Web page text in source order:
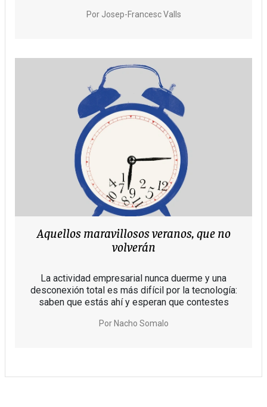
Por Josep-Francesc Valls
Aquellos maravillosos veranos, que no
volverán
La actividad empresarial nunca duerme y una
desconexión total es más difícil por la tecnología:
saben que estás ahí y esperan que contestes
Por Nacho Somalo